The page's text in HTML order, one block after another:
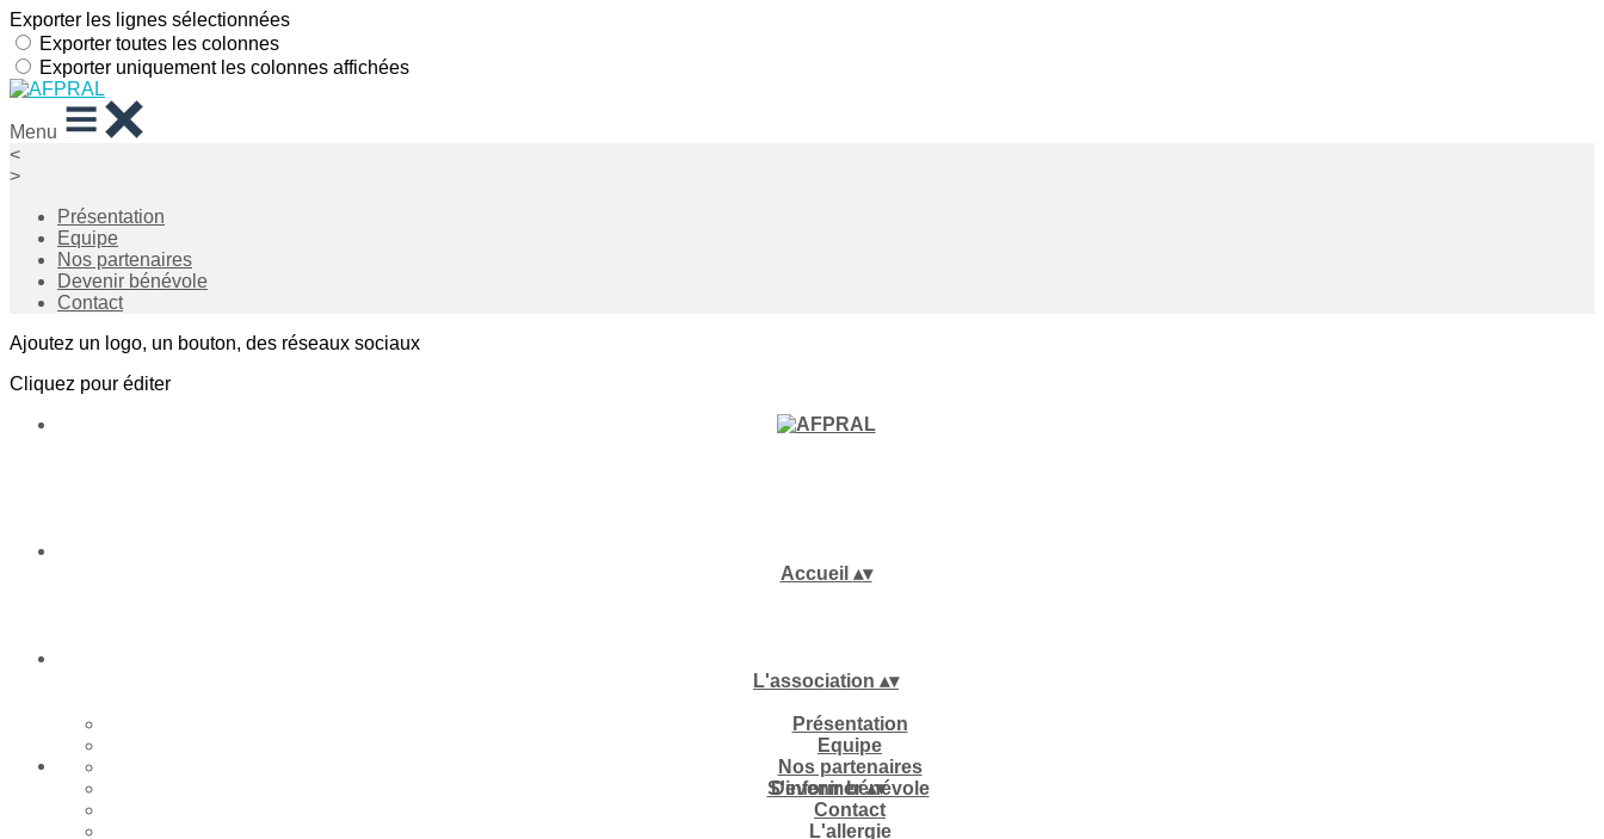
Exporter les lignes sélectionnées
Exporter toutes les colonnes
Exporter uniquement les colonnes affichées
Menu
<
>
Présentation
Equipe
Nos partenaires
Devenir bénévole
Contact
Ajoutez un logo, un bouton, des réseaux sociaux
Cliquez pour éditer
Accueil ▴▾
L'association ▴▾
Présentation
Equipe
Nos partenaires
Devenir bénévole
Contact
S'informer▴▾
L'allergie